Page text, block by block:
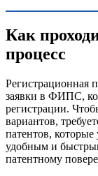
Как
процесс
Регистрационная
заявки в ФИПС,
регистрации.
вариантов,
патентов,
удобным и
патентному